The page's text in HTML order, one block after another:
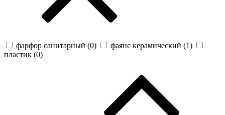
фарфор санитарный (0) фаянс керамический (1)
пластик (0)